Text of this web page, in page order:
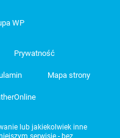
WP
Prywatność
Mapa strony
lub jakiekolwiek inne
serwisie - bez